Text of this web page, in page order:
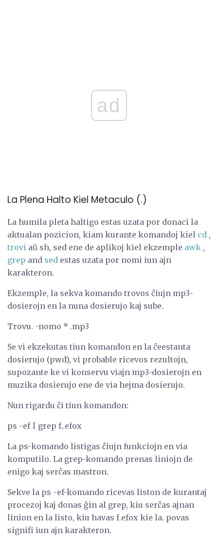
ad
La Plena Halto Kiel Metaculo (.)
La humila pleta haltigo estas uzata por donaci la
aktualan pozicion, kiam kurante komandoj kiel cd ,
trovi aŭ sh, sed ene de aplikoj kiel ekzemple awk ,
grep and sed estas uzata por nomi iun ajn
karakteron.
Ekzemple, la sekva komando trovos ĉiujn mp3-
dosierojn en la nuna dosierujo kaj sube.
Trovu. -nomo * .mp3
Se vi ekzekutas tiun komandon en la ĉeestanta
dosierujo (pwd), vi probable ricevos rezultojn,
supozante ke vi konservu viajn mp3-dosierojn en
muzika dosierujo ene de via hejma dosierujo.
Nun rigardu ĉi tiun komandon:
ps -ef | grep f..efox
La ps-komando listigas ĉiujn funkciojn en via
komputilo. La grep-komando prenas liniojn de
enigo kaj serĉas mastron.
Sekve la ps -ef-komando ricevas liston de kurantaj
procezoj kaj donas ĝin al grep, kiu serĉas ajnan
linion en la listo, kiu havas f.efox kie la. povas
signifi iun ajn karakteron.